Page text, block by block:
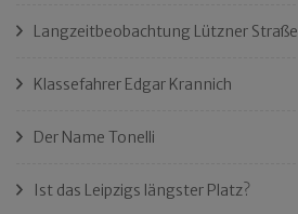
Langzeitbeobachtung Lützner Straße
Klassefahrer Edgar Krannich
Der Name Tonelli
Ist das Leipzigs längster Platz?